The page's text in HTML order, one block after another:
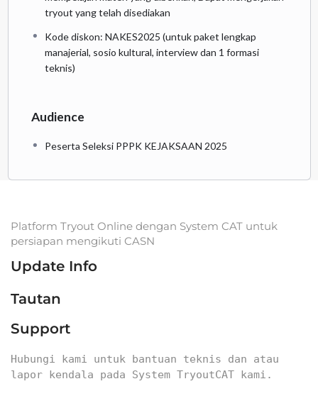
tryout yang telah disediakan
Kode diskon: NAKES2025 (untuk paket lengkap
manajerial, sosio kultural, interview dan 1 formasi
teknis)
Audience
Peserta Seleksi PPPK KEJAKSAAN 2025
Platform Tryout Online dengan System CAT untuk
persiapan mengikuti CASN
Update Info
Tautan
Support
Hubungi kami untuk bantuan teknis dan atau
lapor kendala pada System TryoutCAT kami.